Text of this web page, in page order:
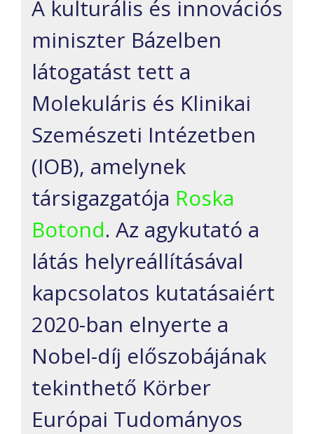
A kulturális és innovációs
miniszter Bázelben
látogatást tett a
Molekuláris és Klinikai
Szemészeti Intézetben
(IOB), amelynek
társigazgatója Roska
Botond. Az agykutató a
látás helyreállításával
kapcsolatos kutatásaiért
2020-ban elnyerte a
Nobel-díj előszobájának
tekinthető Körber
Európai Tudományos